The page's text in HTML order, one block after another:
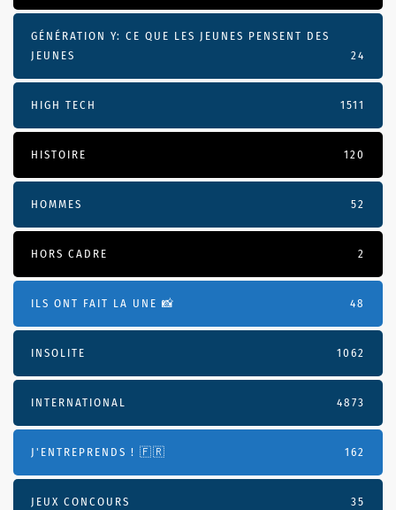
GÉNÉRATION Y: CE QUE LES JEUNES PENSENT DES
JEUNES
24
HIGH TECH 1511
HISTOIRE 120
HOMMES 52
HORS CADRE 2
ILS ONT FAIT LA UNE 📸 48
INSOLITE 1062
INTERNATIONAL 4873
J'ENTREPRENDS ! 🇫🇷 162
JEUX CONCOURS 35